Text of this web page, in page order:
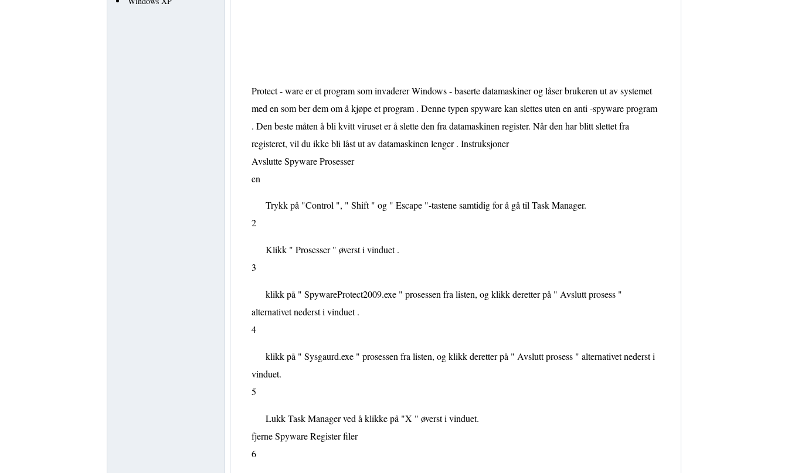
Protect - ware er et program som invaderer Windows - baserte datamaskiner og låser brukeren ut av systemet
med en som ber dem om å kjøpe et program . Denne typen spyware kan slettes uten en anti -spyware program
. Den beste måten å bli kvitt viruset er å slette den fra datamaskinen register. Når den har blitt slettet fra
registeret, vil du ikke bli låst ut av datamaskinen lenger . Instruksjoner
Avslutte Spyware Prosesser
en
Trykk på "Control ", " Shift " og " Escape "-tastene samtidig for å gå til Task Manager.
2
Klikk " Prosesser " øverst i vinduet .
3
klikk på " SpywareProtect2009.exe " prosessen fra listen, og klikk deretter på " Avslutt prosess "
alternativet nederst i vinduet .
4
klikk på " Sysgaurd.exe " prosessen fra listen, og klikk deretter på " Avslutt prosess " alternativet nederst i
vinduet.
5
Lukk Task Manager ved å klikke på "X " øverst i vinduet.
fjerne Spyware Register filer
6